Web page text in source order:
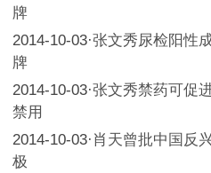
牌
2014-10-03·张文秀尿检阳性
牌
2014-10-03·张文秀禁药可促
禁用
2014-10-03· 肖天曾批中国反
极